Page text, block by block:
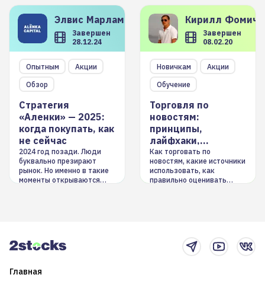
Элвис Марламов
Завершен
28.12.24
Опытным
Акции
Обзор
Стратегия
«Аленки» — 2025:
когда покупать, как
не сейчас
2024 год позади. Люди
буквально презирают
рынок. Но именно в такие
моменты открываются
Кирилл
Завершен
08.02.20
Новичкам
Акции
Обучение
Торговля по
новостям:
принципы,
лайфхаки,
инструменты
Как торговать по
новостям, какие источники
использовать, как
правильно оценивать
Главная